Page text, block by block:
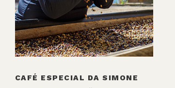
CAFÉ ESPECIAL DA SIMONE